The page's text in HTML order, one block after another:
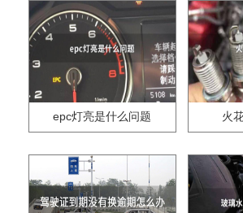
epc灯亮是什么问题 火